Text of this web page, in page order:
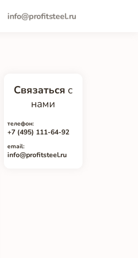
info@profitsteel.ru
Связаться с
нами
телефон:
+7 (495) 111-64-92
email:
info@profitsteel.ru